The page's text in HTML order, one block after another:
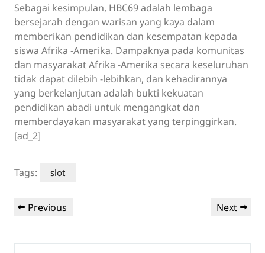
Sebagai kesimpulan, HBC69 adalah lembaga
bersejarah dengan warisan yang kaya dalam
memberikan pendidikan dan kesempatan kepada
siswa Afrika -Amerika. Dampaknya pada komunitas
dan masyarakat Afrika -Amerika secara keseluruhan
tidak dapat dilebih -lebihkan, dan kehadirannya
yang berkelanjutan adalah bukti kekuatan
pendidikan abadi untuk mengangkat dan
memberdayakan masyarakat yang terpinggirkan.
[ad_2]
Tags: slot
Post
Previous
Previous
Next
Next